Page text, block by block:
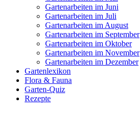
Gartenarbeiten im Juni
Gartenarbeiten im Juli
Gartenarbeiten im August
Gartenarbeiten im September
Gartenarbeiten im Oktober
Gartenarbeiten im November
Gartenarbeiten im Dezember
Gartenlexikon
Flora & Fauna
Garten-Quiz
Rezepte